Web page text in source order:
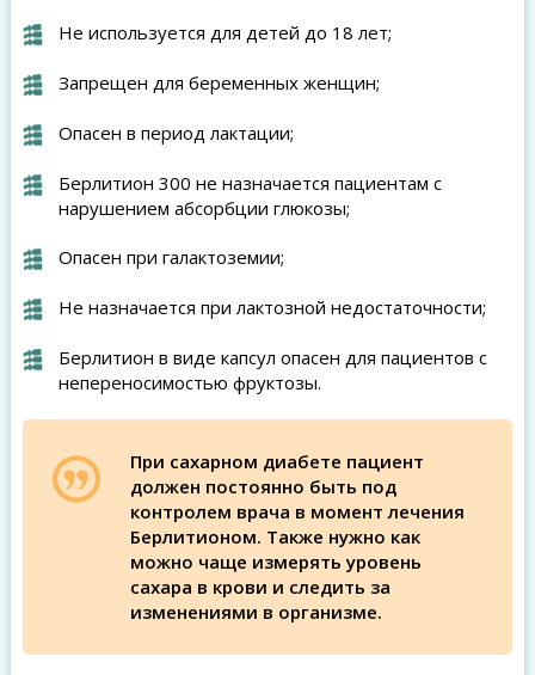
Не используется для детей до 18 лет;
Запрещен для беременных женщин;
Опасен в период лактации;
Берлитион 300 не назначается пациентам с
нарушением абсорбции глюкозы;
Опасен при галактоземии;
Не назначается при лактозной недостаточности;
Берлитион в виде капсул опасен для пациентов с
непереносимостью фруктозы.
При сахарном диабете пациент
должен постоянно быть под
контролем врача в момент лечения
Берлитионом. Также нужно как
можно чаще измерять уровень
сахара в крови и следить за
изменениями в организме.